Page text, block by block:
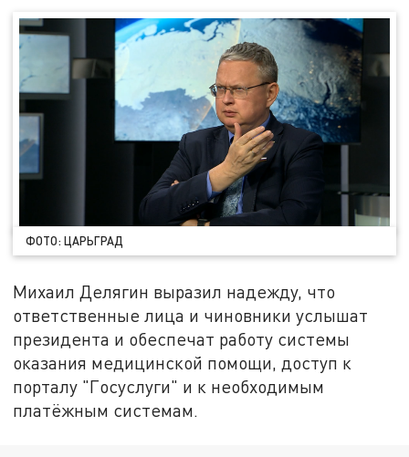
ФОТО: ЦАРЬГРАД
Михаил Делягин выразил надежду, что
ответственные лица и чиновники услышат
президента и обеспечат работу системы
оказания медицинской помощи, доступ к
порталу "Госуслуги" и к необходимым
платёжным системам.